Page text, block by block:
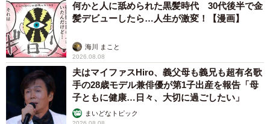
何かと人に舐められた黒髪時代 30代後半で金
髪デビューしたら…人生が激変！【漫画】
海川 まこと
2026.08.08
夫はマイファスHiro、義父母も義兄も超有名歌
手の28歳モデル兼俳優が第1子出産を報告「母
子ともに健康…日々、大切に過ごしたい」
まいどなトピック